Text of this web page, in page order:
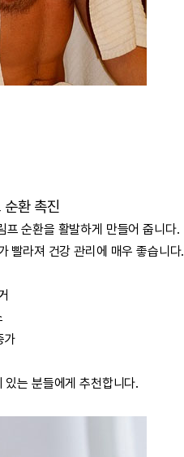
환 촉진
프 순환을 활발하게 만들어 줍니다.
빨라져 건강 관리에 매우 좋습니다.
가
는 분들에게 추천합니다.